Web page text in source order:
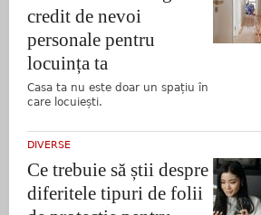
credit de nevoi
personale pentru
locuința ta
Casa ta nu este doar un spațiu în
care locuiești.
DIVERSE
Ce trebuie să știi despre
diferitele tipuri de folii